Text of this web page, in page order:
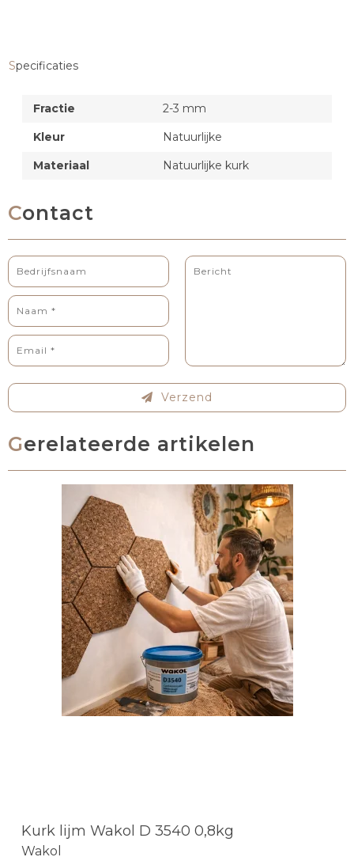
Specificaties
Fractie
2-3 mm
Kleur
Natuurlijke
Materiaal
Natuurlijke kurk
Contact
Verzend
Gerelateerde artikelen
Kurk lijm Wakol D 3540 0,8kg
Wakol